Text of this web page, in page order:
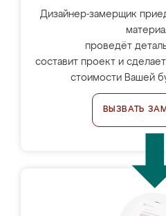
Дизайнер-замерщик
проведёт
составит проект и
стоимости Вашей
ВЫЗВАТЬ